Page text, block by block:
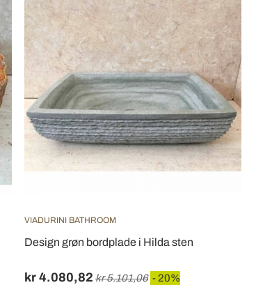
VIADURINI BATHROOM
Design grøn bordplade i Hilda sten
kr 4.080,82 kr 5.101,06 - 20%